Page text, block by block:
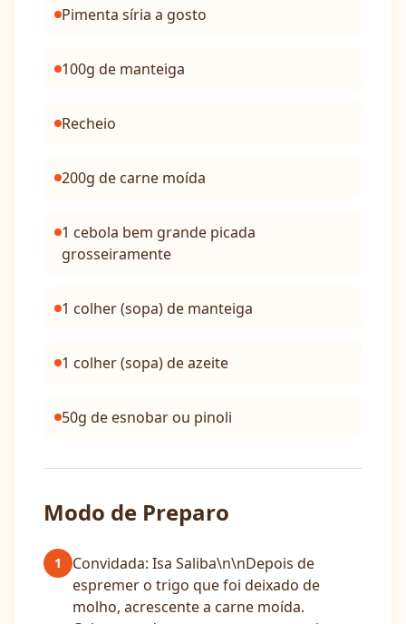
Pimenta síria a gosto
100g de manteiga
Recheio
200g de carne moída
1 cebola bem grande picada
grosseiramente
1 colher (sopa) de manteiga
1 colher (sopa) de azeite
50g de esnobar ou pinoli
Modo de Preparo
1
Convidada: Isa Saliba\n\nDepois de
espremer o trigo que foi deixado de
molho, acrescente a carne moída.